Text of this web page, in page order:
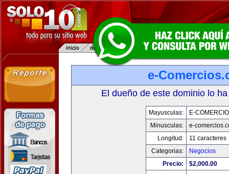
e-
El dueño de este dominio lo
Mayusculas:
E-
Minusculas:
e-
Longitud:
11 caracteres
Categorias:
Negocios
Precio:
$2,000.00